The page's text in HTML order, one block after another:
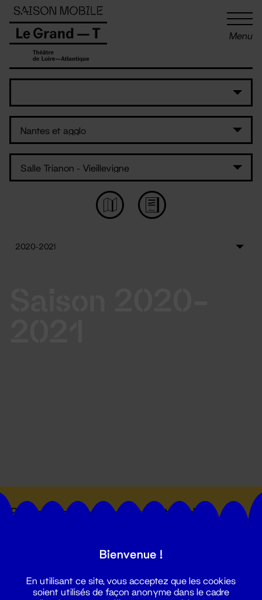
Menu
Suivez toutes les actualités du
Panneau de gestion des cookies
Bienvenue !
En utilisant ce site, vous acceptez que les cookies
soient utilisés de façon anonyme dans le cadre